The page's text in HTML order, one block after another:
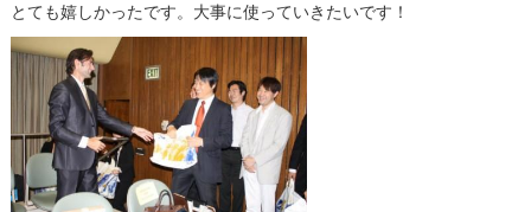
とても嬉しかったです。大事に使っていきたいです！